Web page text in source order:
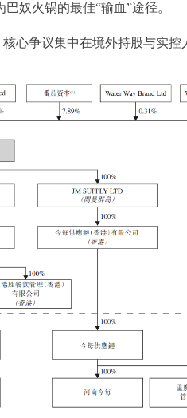
奴火锅的最佳“输血”途径。
心争议集中在境外持股与实控